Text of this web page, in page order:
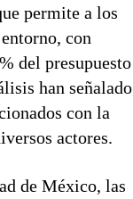
permite a los
con
del presupuesto
han señalado
con la
actores.
de México, las